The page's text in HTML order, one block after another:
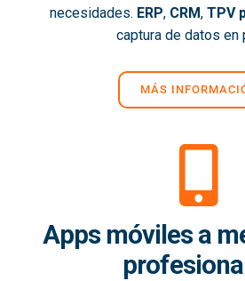
necesidades. ERP, CRM, TPV
captura de datos en
MÁS
Apps móviles a